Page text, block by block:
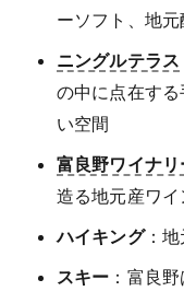
ーソフト、地
ニングルテラス
の中に点在す
い空間
富良野ワイナリ
造る地元産ワ
ハイキング：地
スキー ：富良